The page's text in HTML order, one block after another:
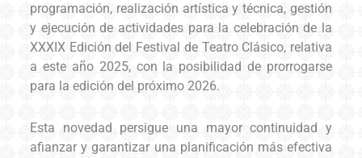
programación, realización artística y técnica, gestión
y ejecución de actividades para la celebración de la
XXXIX Edición del Festival de Teatro Clásico, relativa
a este año 2025, con la posibilidad de prorrogarse
para la edición del próximo 2026.
Esta novedad persigue una mayor continuidad y
afianzar y garantizar una planificación más efectiva